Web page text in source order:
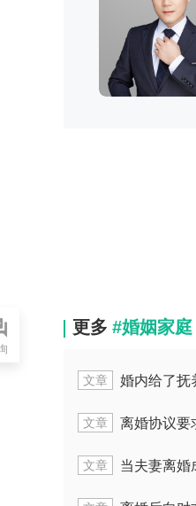
更多 #婚姻家庭
2.2w 浏览
1.5w 浏览
2.2w 浏览
文章
文章
文章